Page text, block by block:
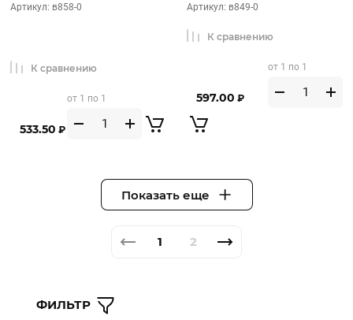
ФИЛЬТР
Артикул: в858-0
533.50 ₽
от 1 по 1
К сравнению
Артикул: в849-0
597.00 ₽
от 1 по 1
К сравнению
Показать еще
1 2